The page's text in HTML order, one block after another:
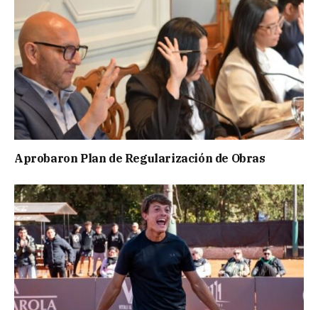
Aprobaron Plan de Regularización de Obras